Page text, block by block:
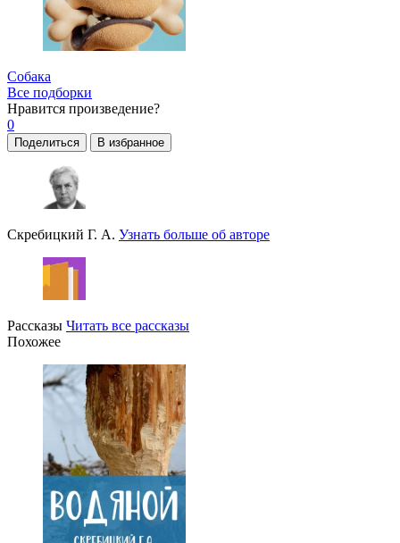
Собака
Все подборки
Нравится произведение?
0
Поделиться В избранное
Скребицкий Г. А. Узнать больше об авторе
Рассказы Читать все рассказы
Похожее